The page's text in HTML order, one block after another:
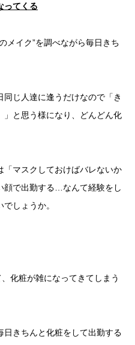
ってくる
メイク”を調べながら毎日きち
じ人達に逢うだけなので「き
」と思う様になり、どんどん化
マスクしておけばバレないか
顔で出勤する…なんて経験をし
しょうか。
化粧が雑になってきてしまう
きちんと化粧をして出勤する